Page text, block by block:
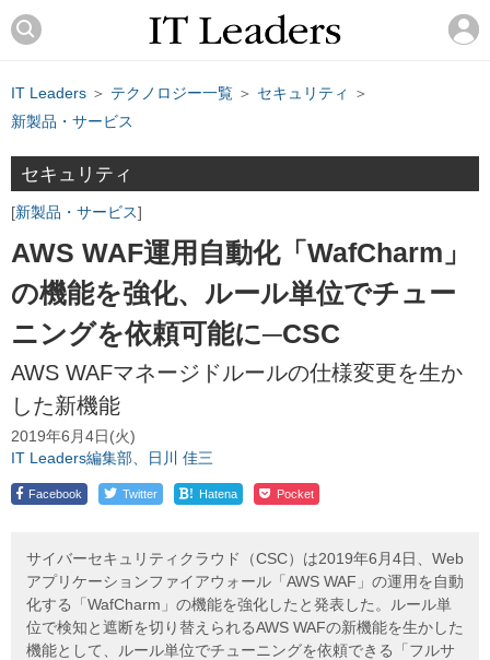
IT Leaders ＞ テクノロジー一覧 ＞ セキュリティ
＞
新製品・サービス
セキュリティ
新製品・サービス
AWS WAF運用自動化「WafCharm」
の機能を強化、ルール単位でチュー
ニングを依頼可能に─CSC
AWS WAFマネージドルールの仕様変更を生か
した新機能
2019年6月4日(火)
IT Leaders編集部、日川 佳三
Facebook Twitter ! Hatena Pocket
サイバーセキュリティクラウド（CSC）は2019年6月4日、Web
アプリケーションファイアウォール「AWS WAF」の運用を自動
化する「WafCharm」の機能を強化したと発表した。ルール単
位で検知と遮断を切り替えられるAWS WAFの新機能を生かした
機能として、ルール単位でチューニングを依頼できる「フルサ